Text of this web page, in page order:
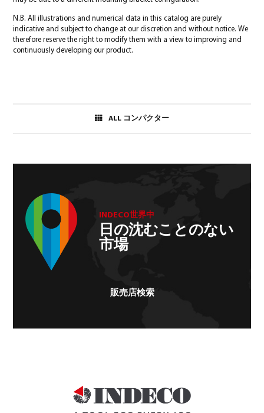
N.B. All illustrations and numerical data in this catalog are purely
indicative and subject to change at our discretion and without notice. We
therefore reserve the right to modify them with a view to improving and
continuously developing our product.
ALL コンパクター
INDECO世界中
日の沈むことのない
市場
販売店検索